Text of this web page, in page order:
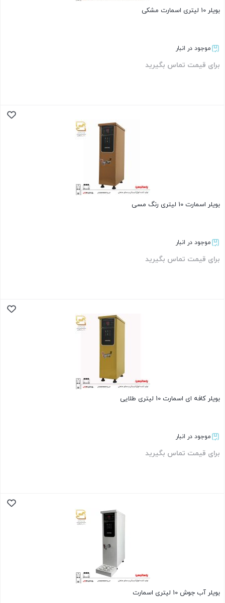
بویلر 10 لیتری اسمارت مشکی
موجود در انبار
برای قیمت تماس بگیرید
بویلر اسمارت 10 لیتری رنگ مسی
موجود در انبار
برای قیمت تماس بگیرید
بویلر کافه ای اسمارت 10 لیتری طلایی
موجود در انبار
برای قیمت تماس بگیرید
بویلر آب جوش 10 لیتری اسمارت